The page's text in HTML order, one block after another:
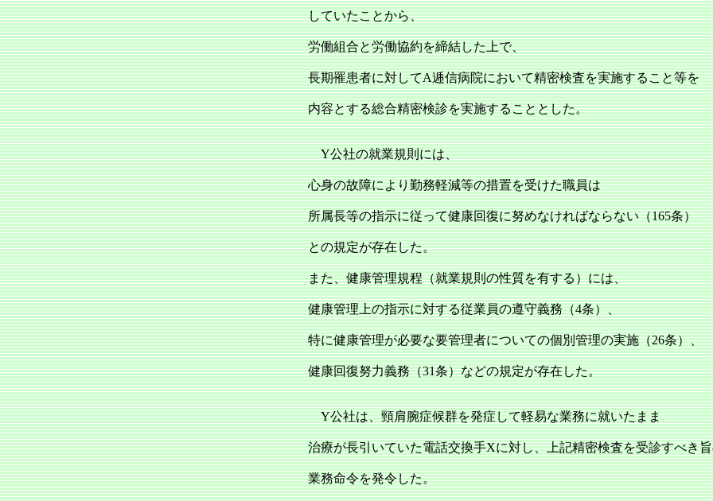
していたことから、
労働組合と労働協約を締結した上で、
長期罹患者に対してA逓信病院において精密検査を実施すること等を
内容とする総合精密検診を実施することとした。
Y公社の就業規則には、
心身の故障により勤務軽減等の措置を受けた職員は
所属長等の指示に従って健康回復に努めなければならない（165条）
との規定が存在した。
また、健康管理規程（就業規則の性質を有する）には、
健康管理上の指示に対する従業員の遵守義務（4条）、
特に健康管理が必要な要管理者についての個別管理の実施（26条）、
健康回復努力義務（31条）などの規定が存在した。
Y公社は、頸肩腕症候群を発症して軽易な業務に就いたまま
治療が長引いていた電話交換手Xに対し、上記精密検査を受診すべき
業務命令を発令した。